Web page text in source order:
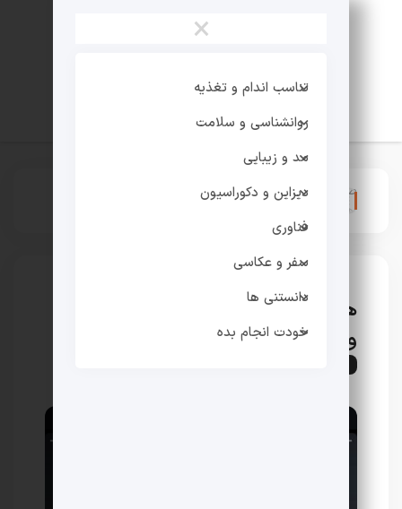
×
تناسب اندام و تغذیه
روانشناسی و سلامت
مد و زیبایی
دیزاین و دکوراسیون
فناوری
سفر و عکاسی
دانستنی ها
خودت انجام بده
صفحه اصلی > ترند های روز :
هشدار پریناز ایزدیار در مورد حیوانات ولگرد
هشدار پریناز ایزدیار در مورد حیوانات
ولگرد